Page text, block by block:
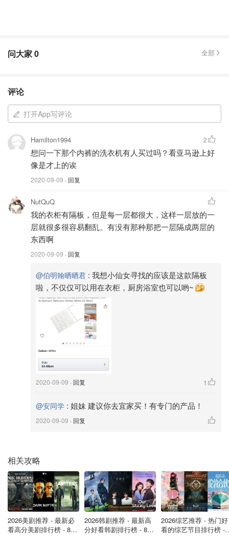
说到首饰收纳盒不得不提到唯兰朵首饰盒，唯兰朵首饰盒是
小公举呢~里面的收纳空间也非常大，功能十分齐全~从上面
的化妆镜，项链收藏到香水格，下面的戒指收纳盒到两面开
门处的耳环收纳真是充分利用了空间，而且做工十分精致呢
~~~?
图片来自于@英国亚马逊 ，版权属于原作者
首饰收纳架——Roolee Jewellery Stand
问大家0 全部
评论
打开App写评论
Hamilton1994
想问一下那个内裤的洗衣机有人买过吗？看亚马逊上好
像是才上的诶
2020-09-09 · 回复
2
NutQuQ
我的衣柜有隔板，但是每一层都很大，这样一层放的一
层就很多很容易翻乱。有没有那种那把一层隔成两层的
东西啊
2020-09-09 · 回复
@伯明翰晒晒君 : 我想小仙女寻找的应该是这款隔板
啦，不仅仅可以用在衣柜，厨房浴室也可以哟~
2020-09-09 · 回复 1
@安同学 : 姐妹 建议你去宜家买！有专门的产品！
2020-09-09 · 回复
相关攻略
2026美剧推荐 - 最新必
看高分美剧排行榜 - 8月
2026韩剧推荐 - 最新高
分好看韩剧排行榜 - 8月
2026综艺推荐 - 热门好
看的综艺节目排行榜 -